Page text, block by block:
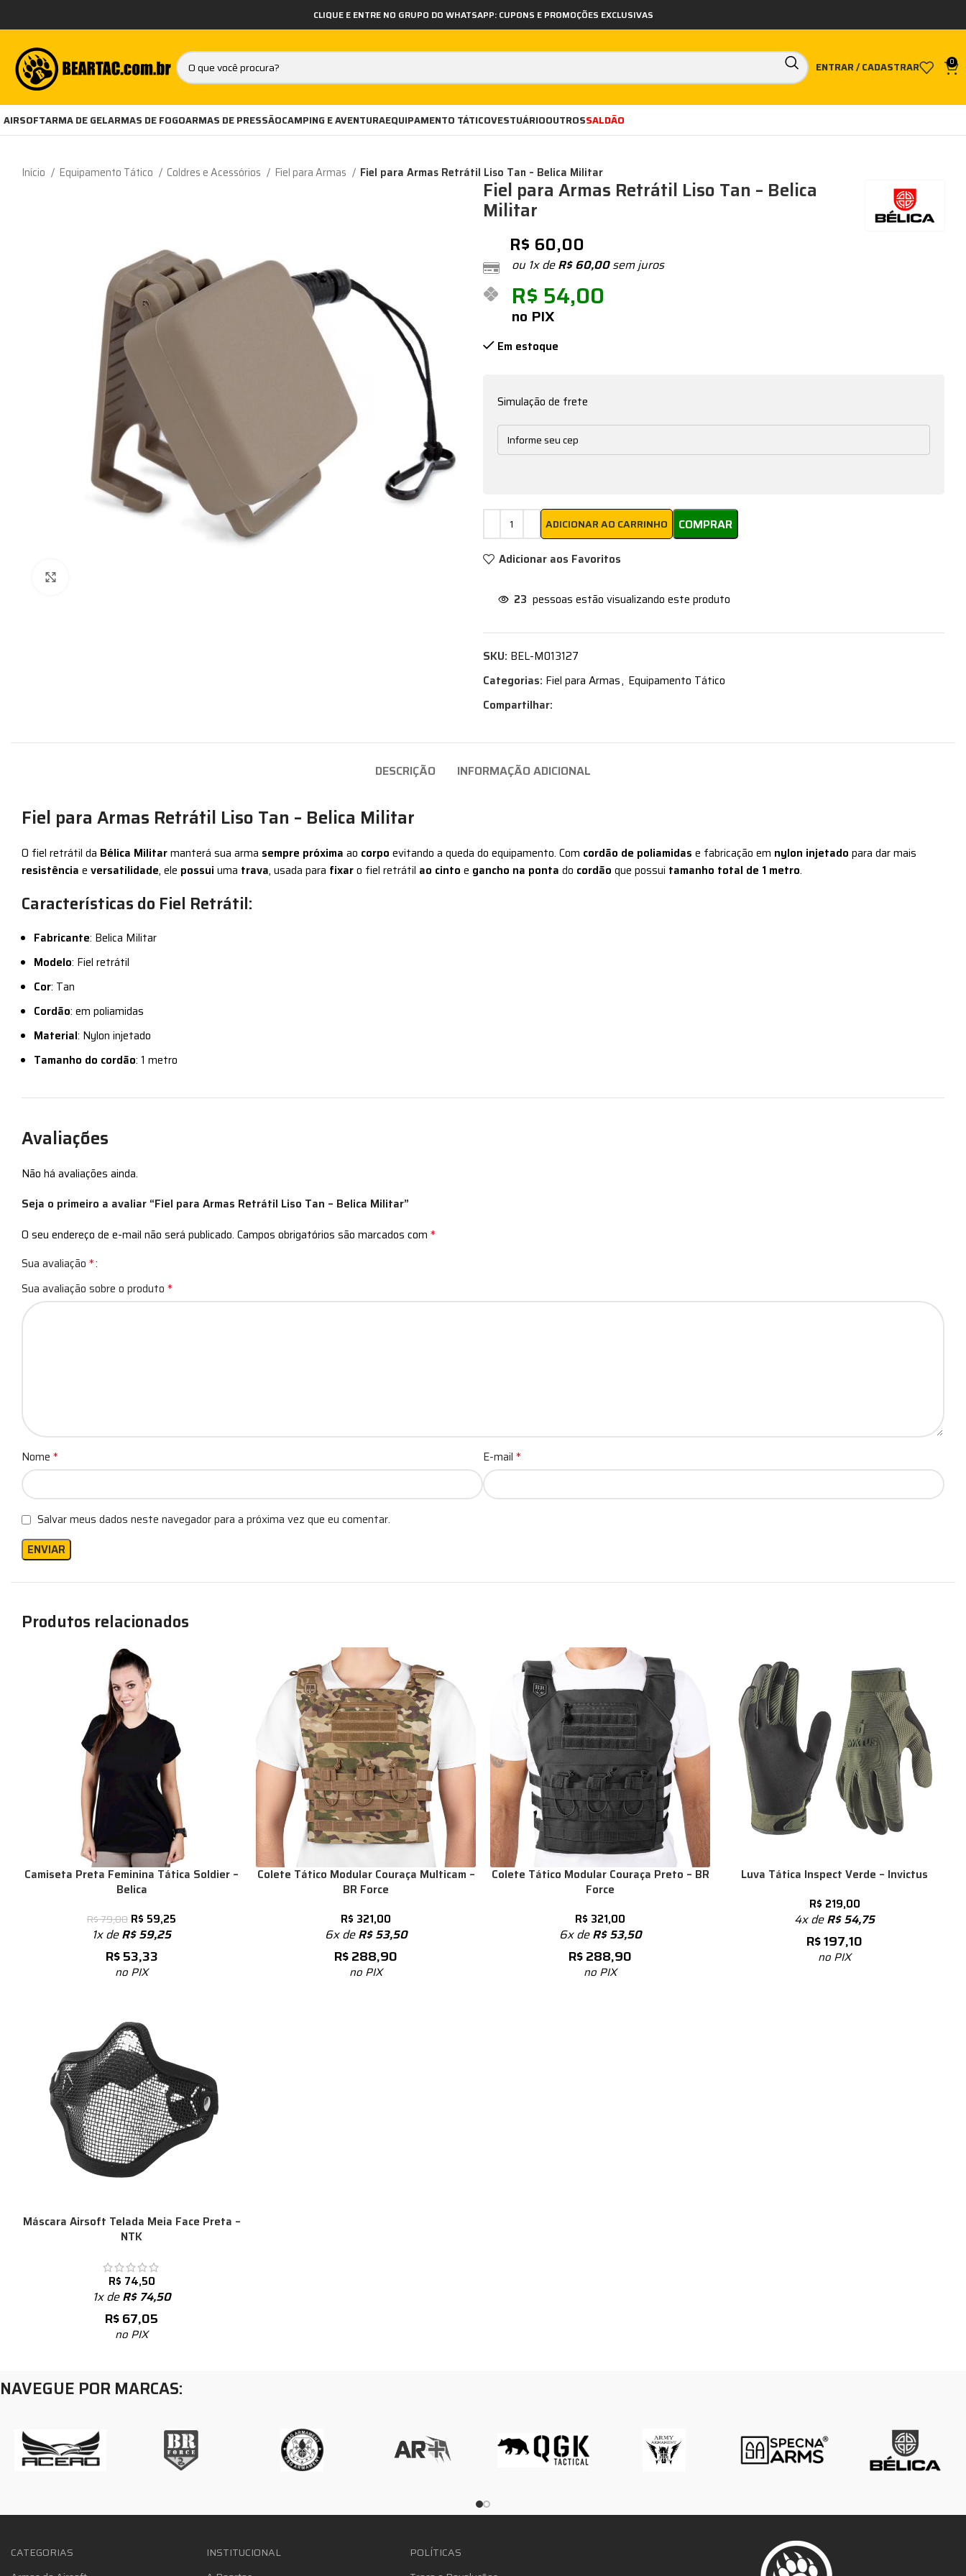
CLIQUE E ENTRE NO GRUPO DO WHATSAPP: CUPONS E PROMOÇÕES EXCLUSIVAS
ENTRAR / CADASTRAR 0
AIRSOFTARMA DE GELARMAS DE FOGOARMAS DE PRESSÃOCAMPING E AVENTURAEQUIPAMENTO TÁTICOVESTUÁRIOOUTROSSALDÃO
Início Equipamento Tático Coldres e Acessórios Fiel para Armas Fiel para Armas Retrátil Liso Tan – Belica Militar
Fiel para Armas Retrátil Liso Tan – Belica
Militar
R$ 60,00
ou 1x deR$60,00sem juros
R$ 54,00
no PIX
Em estoque
Simulação de frete
ADICIONAR AO CARRINHO COMPRAR
Adicionar aos Favoritos
23 pessoas estão visualizando este produto
SKU: BEL-M013127
Categorias: Fiel para Armas, Equipamento Tático
Compartilhar:
DESCRIÇÃO INFORMAÇÃO ADICIONAL
Fiel para Armas Retrátil Liso Tan – Belica Militar
O fiel retrátil da Bélica Militarmanterá sua arma sempre próxima ao corpo evitando a queda do equipamento. Com cordão de poliamidas e fabricação em nylon injetado para dar mais
resistência e versatilidade, ele possui uma trava, usada para fixaro fiel retrátil ao cinto e gancho na ponta do cordão que possui tamanho total de 1 metro.
Características do Fiel Retrátil:
Fabricante: Belica Militar
Modelo: Fiel retrátil
Cor: Tan
Cordão: em poliamidas
Material: Nylon injetado
Tamanho do cordão: 1 metro
Avaliações
Não há avaliações ainda.
Seja o primeiro a avaliar “Fiel para Armas Retrátil Liso Tan – Belica Militar”
O seu endereço de e-mail não será publicado. Campos obrigatórios são marcados com *
Sua avaliação *
Sua avaliação sobre o produto *
Nome * E-mail *
Salvar meus dados neste navegador para a próxima vez que eu comentar.
Produtos relacionados
Camiseta Preta Feminina Tática Soldier –
Belica
R$79,00 R$ 59,25
1x deR$59,25
R$53,33
no PIX
Colete Tático Modular Couraça Multicam –
BR Force
R$ 321,00
6x deR$53,50
R$288,90
no PIX
Colete Tático Modular Couraça Preto – BR
Force
R$ 321,00
6x deR$53,50
R$288,90
no PIX
Luva Tática Inspect Verde – Invictus
R$ 219,00
4x deR$54,75
R$197,10
no PIX
Máscara Airsoft Telada Meia Face Preta –
NTK
R$ 74,50
1x deR$74,50
R$67,05
no PIX
NAVEGUE POR MARCAS:
CATEGORIAS
INSTITUCIONAL
POLÍTICAS